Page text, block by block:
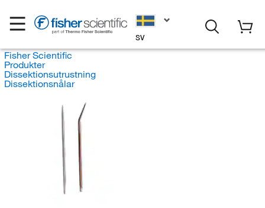
SV
Fisher Scientific
Produkter
Dissektionsutrustning
Dissektionsnålar